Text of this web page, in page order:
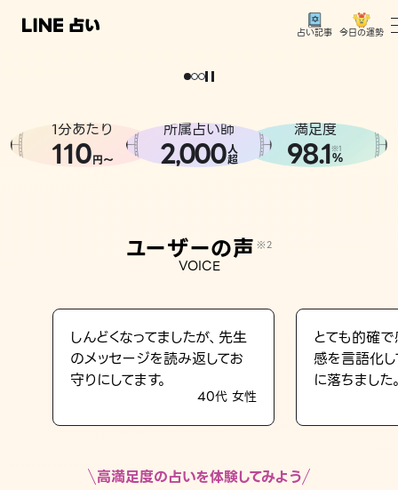
占い記事 今日の運勢
相談事例
LINE占いを開く
※LINEアプリ内のサービスページへ遷移します
どうせなら
。
1分あたり
110円〜
所属占い師
2,000人
超
満足度
98.1※1
%
ユーザーの声 ※2
VOICE
しんどくなってましたが、先生
のメッセージを読み返してお
守りにしてます。
40代 女性
とても的確
感を言語化
に落ちました
高満足度の占いを体験してみよう